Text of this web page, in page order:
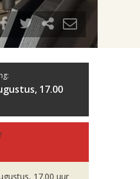
17.00
17.00 uur